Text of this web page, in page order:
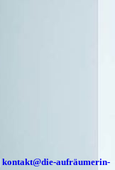
kontakt@die-aufräumerin-